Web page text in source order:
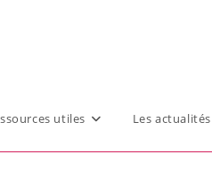
utiles Les actualités